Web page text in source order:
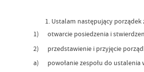
Ustalam następujący porządek
1) otwarcie posiedzenia i
2) przedstawienie i przyjęcie
a) powołanie zespołu do ustalenia